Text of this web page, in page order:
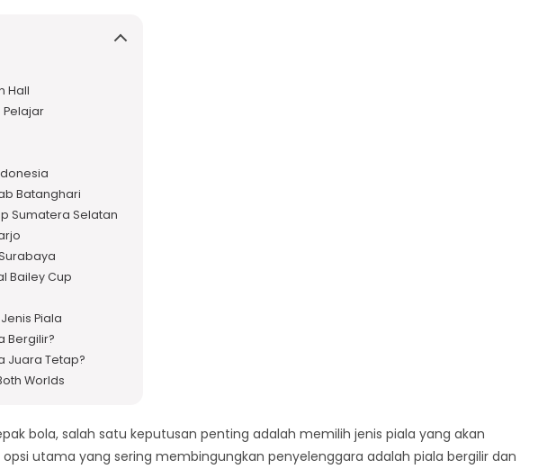
Hall
Pelajar
Batanghari
Sumatera Selatan
Bailey Cup
Piala
Bergilir?
Juara Tetap?
Worlds
bola, salah satu keputusan penting adalah memilih jenis piala yang akan
utama yang sering membingungkan penyelenggara adalah piala bergilir dan